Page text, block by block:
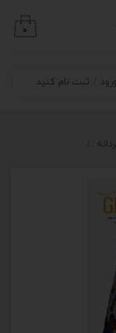
ورود ثبت نام کنید
۰